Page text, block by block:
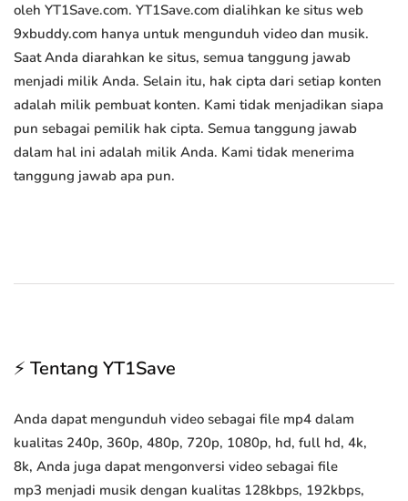
oleh YT1Save.com. YT1Save.com dialihkan ke situs web
9xbuddy.com hanya untuk mengunduh video dan musik.
Saat Anda diarahkan ke situs, semua tanggung jawab
menjadi milik Anda. Selain itu, hak cipta dari setiap konten
adalah milik pembuat konten. Kami tidak menjadikan siapa
pun sebagai pemilik hak cipta. Semua tanggung jawab
dalam hal ini adalah milik Anda. Kami tidak menerima
tanggung jawab apa pun.
⚡ Tentang YT1Save
Anda dapat mengunduh video sebagai file mp4 dalam
kualitas 240p, 360p, 480p, 720p, 1080p, hd, full hd, 4k,
8k, Anda juga dapat mengonversi video sebagai file
mp3 menjadi musik dengan kualitas 128kbps, 192kbps,